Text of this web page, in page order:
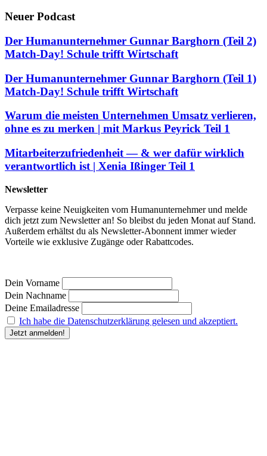
Neuer Podcast
Der Humanunternehmer Gunnar Barghorn (Teil 2)
Match-Day! Schule trifft Wirtschaft
Der Humanunternehmer Gunnar Barghorn (Teil 1)
Match-Day! Schule trifft Wirtschaft
Warum die meisten Unternehmen Umsatz verlieren,
ohne es zu merken | mit Markus Peyrick Teil 1
Mitarbeiterzufriedenheit — & wer dafür wirklich
verantwortlich ist | Xenia Ißinger Teil 1
Newsletter
Verpasse keine Neuigkeiten vom Humanunternehmer und melde
dich jetzt zum Newsletter an! So bleibst du jeden Monat auf Stand.
Außerdem erhältst du als Newsletter-Abonnent immer wieder
Vorteile wie exklusive Zugänge oder Rabattcodes.
Dein Vorname
Dein Nachname
Deine Emailadresse
Ich habe die Datenschutzerklärung gelesen und akzeptiert.